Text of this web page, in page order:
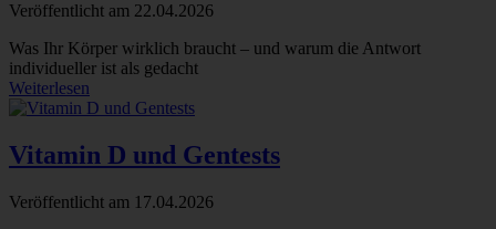
Veröffentlicht am 22.04.2026
Was Ihr Körper wirklich braucht – und warum die Antwort
individueller ist als gedacht
Weiterlesen
Vitamin D und Gentests
Veröffentlicht am 17.04.2026